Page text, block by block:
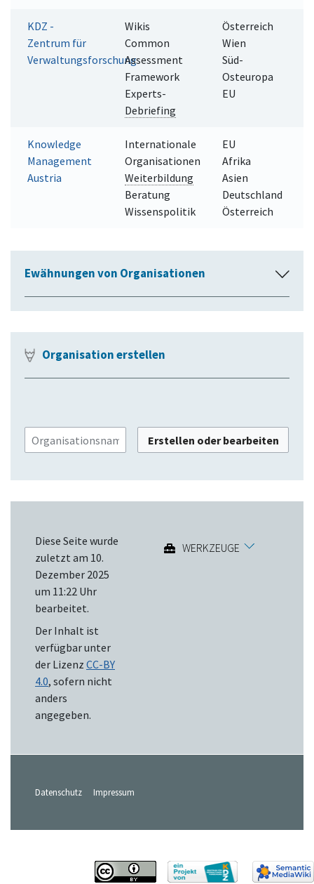
KDZ -
Zentrum für
Verwaltungsforschung
Wikis
Common
Assessment
Framework
Experts-
Debriefing
Österreich
Wien
Süd-
Osteuropa
EU
Knowledge
Management
Austria
Internationale
Organisationen
Weiterbildung
Beratung
Wissenspolitik
EU
Afrika
Asien
Deutschland
Österreich
A
s
p
n
Ewähnungen von Organisationen
Organisation erstellen
Erstellen oder bearbeiten
Diese Seite wurde
zuletzt am 10.
Dezember 2025
um 11:22 Uhr
bearbeitet.
Der Inhalt ist
verfügbar unter
der Lizenz CC-BY
4.0, sofern nicht
anders
angegeben.
WERKZEUGE
Datenschutz Impressum